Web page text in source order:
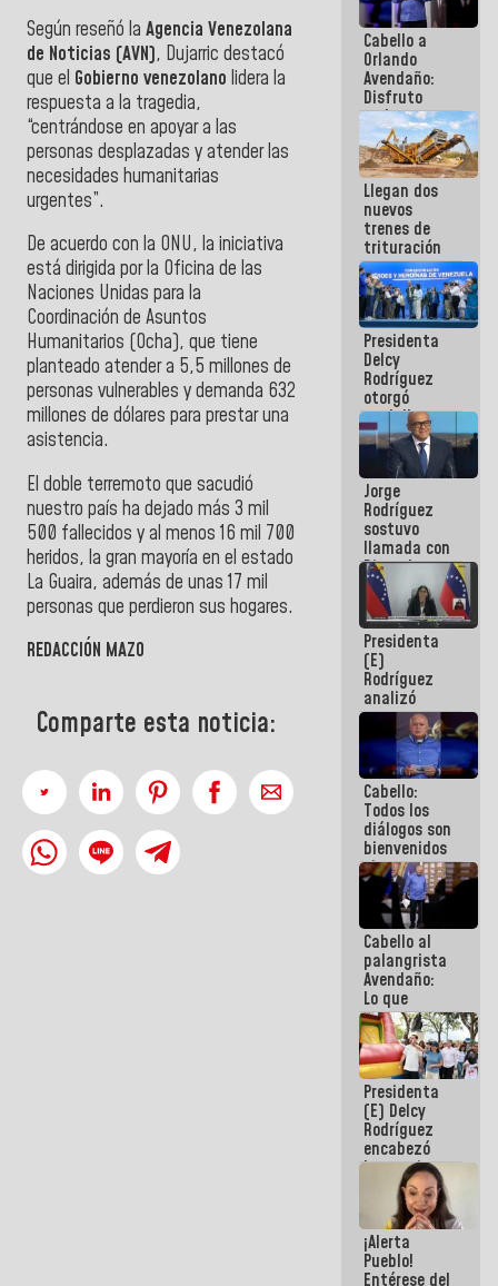
Según reseñó la Agencia Venezolana
de Noticias (AVN), Dujarric destacó
que el Gobierno venezolano lidera la
respuesta a la tragedia,
“centrándose en apoyar a las
personas desplazadas y atender las
necesidades humanitarias
urgentes”.
De acuerdo con la ONU, la iniciativa
está dirigida por la Oficina de las
Naciones Unidas para la
Coordinación de Asuntos
Humanitarios (Ocha), que tiene
planteado atender a 5,5 millones de
personas vulnerables y demanda 632
millones de dólares para prestar una
asistencia.
El doble terremoto que sacudió
nuestro país ha dejado más 3 mil
500 fallecidos y al menos 16 mil 700
heridos, la gran mayoría en el estado
La Guaira, además de unas 17 mil
personas que perdieron sus hogares.
REDACCIÓN MAZO
Comparte esta noticia:
Cabello a
Orlando
Avendaño:
Disfruto
cada vez
que escribes
porque lo
que haces
es
embarrarla
Llegan dos
nuevos
trenes de
trituración
para
optimizar
manejo de
escombros
en La Guaira
Presidenta
Delcy
Rodríguez
otorgó
medalla
"Héroe de
Venezuela"
a servidores
públicos
Jorge
Rodríguez
sostuvo
llamada con
Dinorah
Figuera y
acuerdan
primer
encuentro
presencial
para el
diálogo
Presidenta
(E)
Rodríguez
analizó
junto a
gobernadores
planes de
recuperación
del Sistema
Eléctrico
Nacional
Cabello:
Todos los
diálogos son
bienvenidos
siempre que
estén en el
marco de la
Constitución
de la
República
Cabello al
palangrista
Avendaño:
Lo que
vayas a
escribir
hazlo hoy
por que no
sabemos si
la semana
que viene
hay
programa
Presidenta
(E) Delcy
Rodríguez
encabezó
lanzamiento
del Plan
Nacional de
Recreación
Vacacional
¡Alerta
Pueblo!
Entérese del